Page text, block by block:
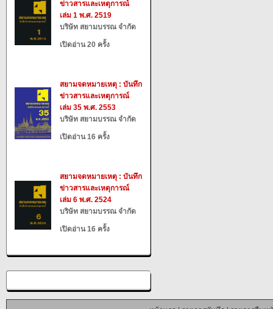
ข่าวสารและเหตุการณ์
เล่ม 1 พ.ศ. 2519
บริษัท สยามบรรณ จำกัด
เปิดอ่าน 20 ครั้ง
สยามจดหมายเหตุ : บันทึก
ข่าวสารและเหตุการณ์
เล่ม 35 พ.ศ. 2553
บริษัท สยามบรรณ จำกัด
เปิดอ่าน 16 ครั้ง
สยามจดหมายเหตุ : บันทึก
ข่าวสารและเหตุการณ์
เล่ม 6 พ.ศ. 2524
บริษัท สยามบรรณ จำกัด
เปิดอ่าน 16 ครั้ง